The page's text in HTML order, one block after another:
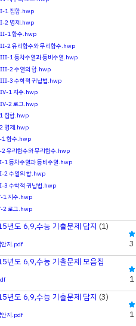
1 집합.hwp
2 명제.hwp
1 함수.hwp
2 유리함수와 무리함수.hwp
1 등차수열과 등비수열.hwp
2 수열의 합.hwp
3 수학적 귀납법.hwp
1 지수.hwp
2 로그.hwp
집합.hwp
명제.hwp
1 함수.hwp
유리함수와 무리함수.hwp
등차수열과 등비수열.hwp
2 수열의 합.hwp
3 수학적 귀납법.hwp
1 지수.hwp
2 로그.hwp
도 6,9,수능 기출문제 답지 (1)
안지.pdf 3
도 6,9,수능 기출문제 모음집
1
도 6,9,수능 기출문제 답지 (3)
안지.pdf 1